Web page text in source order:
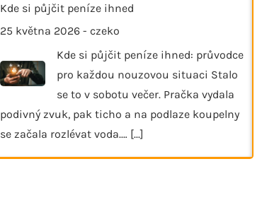
Kde si půjčit peníze ihned
25 května 2026 - czeko
Kde si půjčit peníze ihned: průvodce
pro každou nouzovou situaci Stalo
se to v sobotu večer. Pračka vydala
podivný zvuk, pak ticho a na podlaze koupelny
se začala rozlévat voda.… [...]